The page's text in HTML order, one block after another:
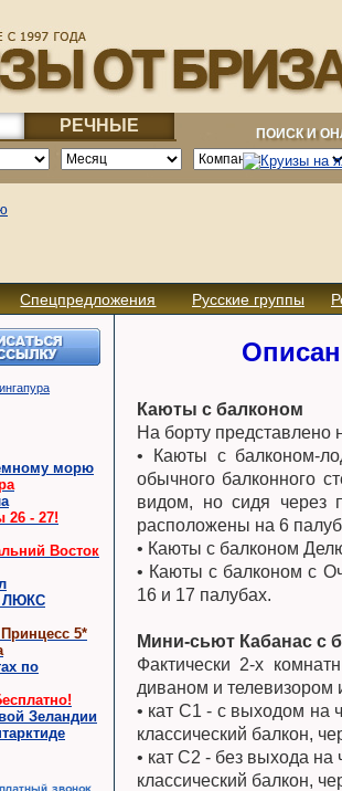
РЕЧНЫЕ ПОИСК И
Спецпредложения Русские группы
морю
26 - 27!
Восток
ЛЮКС
5*
по
Зеландии
Каюты с балконом
На борту представлено
• Каюты с балконом-
обычного балконного
видом, но сидя через
расположены на 6
• Каюты с балконом
• Каюты с балконом с
16 и 17 палубах.
Мини-сьют Кабанас с
Фактически 2-х
диваном и телевизором
• кат С1 - с выходом на
классический балкон,
• кат С2 - без выхода
классический балкон,